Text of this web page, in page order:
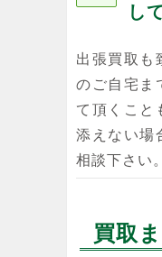
し
出張買取も
のご自宅ま
て頂くこと
添えない場
相談下さい。
買取